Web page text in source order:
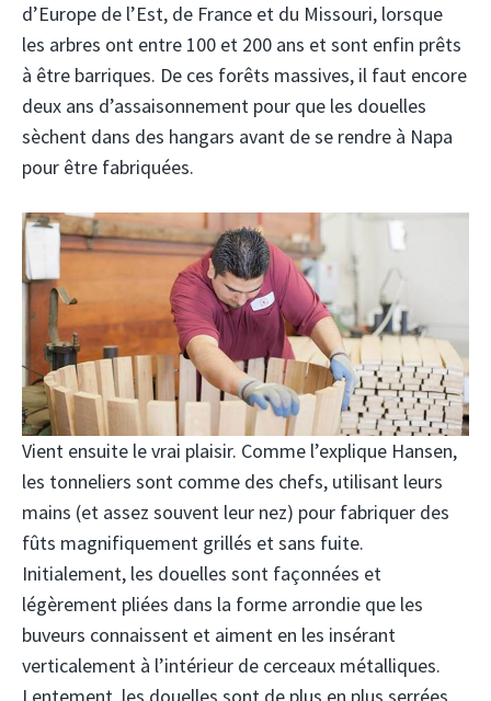
d’Europe de l’Est, de France et du Missouri, lorsque
les arbres ont entre 100 et 200 ans et sont enfin prêts
à être barriques. De ces forêts massives, il faut encore
deux ans d’assaisonnement pour que les douelles
sèchent dans des hangars avant de se rendre à Napa
pour être fabriquées.
Vient ensuite le vrai plaisir. Comme l’explique Hansen,
les tonneliers sont comme des chefs, utilisant leurs
mains (et assez souvent leur nez) pour fabriquer des
fûts magnifiquement grillés et sans fuite.
Initialement, les douelles sont façonnées et
légèrement pliées dans la forme arrondie que les
buveurs connaissent et aiment en les insérant
verticalement à l’intérieur de cerceaux métalliques.